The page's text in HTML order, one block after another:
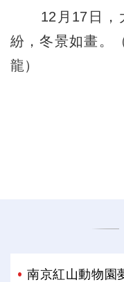
12月17日，
紛，冬景如畫。
龍）
南京紅山動物園